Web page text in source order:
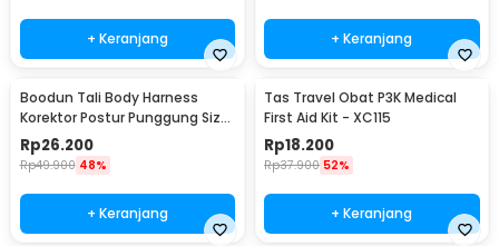
+ Keranjang + Keranjang
Boodun Tali Body Harness
Korektor Postur Punggung Size
M - BBJ-15
Rp26.200
Rp49.900 48%
+ Keranjang
Tas Travel Obat P3K Medical
First Aid Kit - XC115
Rp18.200
Rp37.900 52%
+ Keranjang